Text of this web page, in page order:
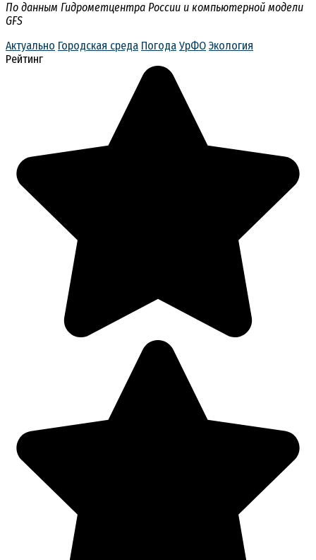
По данным Гидрометцентра России и компьютерной модели
GFS
Актуально Городская среда Погода УрФО Экология
Рейтинг